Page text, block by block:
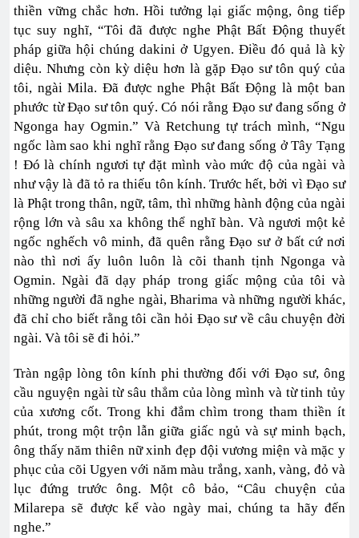
thiền vững chắc hơn. Hồi tưởng lại giấc mộng, ông tiếp
tục suy nghĩ, “Tôi đã được nghe Phật Bất Động thuyết
pháp giữa hội chúng dakini ở Ugyen. Điều đó quả là kỳ
diệu. Nhưng còn kỳ diệu hơn là gặp Đạo sư tôn quý của
tôi, ngài Mila. Đã được nghe Phật Bất Động là một ban
phước từ Đạo sư tôn quý. Có nói rằng Đạo sư đang sống ở
Ngonga hay Ogmin.” Và Retchung tự trách mình, “Ngu
ngốc làm sao khi nghĩ rằng Đạo sư đang sống ở Tây Tạng
! Đó là chính ngươi tự đặt mình vào mức độ của ngài và
như vậy là đã tỏ ra thiếu tôn kính. Trước hết, bởi vì Đạo sư
là Phật trong thân, ngữ, tâm, thì những hành động của ngài
rộng lớn và sâu xa không thể nghĩ bàn. Và ngươi một kẻ
ngốc nghếch vô minh, đã quên rằng Đạo sư ở bất cứ nơi
nào thì nơi ấy luôn luôn là cõi thanh tịnh Ngonga và
Ogmin. Ngài đã dạy pháp trong giấc mộng của tôi và
những người đã nghe ngài, Bharima và những người khác,
đã chỉ cho biết rằng tôi cần hỏi Đạo sư về câu chuyện đời
ngài. Và tôi sẽ đi hỏi.”
Tràn ngập lòng tôn kính phi thường đối với Đạo sư, ông
cầu nguyện ngài từ sâu thẳm của lòng mình và từ tinh tủy
của xương cốt. Trong khi đắm chìm trong tham thiền ít
phút, trong một trộn lẫn giữa giấc ngủ và sự minh bạch,
ông thấy năm thiên nữ xinh đẹp đội vương miện và mặc y
phục của cõi Ugyen với năm màu trắng, xanh, vàng, đỏ và
lục đứng trước ông. Một cô bảo, “Câu chuyện của
Milarepa sẽ được kể vào ngày mai, chúng ta hãy đến
nghe.”